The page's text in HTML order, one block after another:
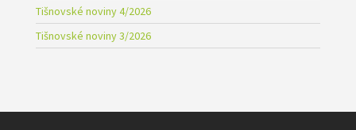
Tišnovské noviny 4/2026
Tišnovské noviny 3/2026